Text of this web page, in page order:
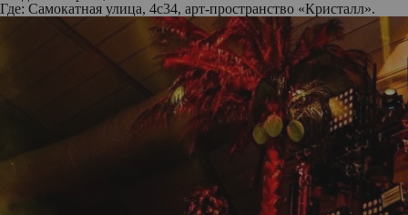
Где: Самокатная улица, 4с34, арт-пространство «Кристалл».